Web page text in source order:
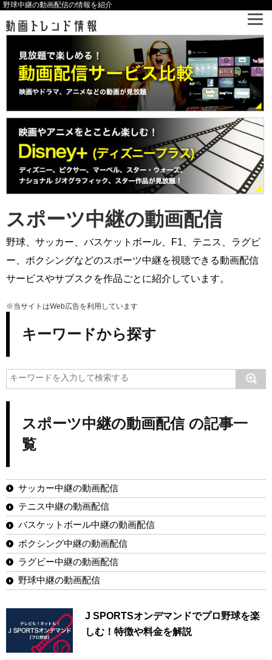
野球中継の動画配信の情報を紹介
スポーツ中継の動画配信
野球、サッカー、バスケットボール、F1、テニス、ラグビ
ー、ボクシングなどのスポーツ中継を視聴できる動画配信
サービスやサブスクを作品ごとに紹介しています。
※当サイトはWeb広告を利用しています
キーワードから探す
スポーツ中継の動画配信 の記事一
覧
サッカー中継の動画配信
テニス中継の動画配信
バスケットボール中継の動画配信
ボクシング中継の動画配信
ラグビー中継の動画配信
野球中継の動画配信
J SPORTSオンデマンドでプロ野球を楽
しむ！特徴や料金を解説